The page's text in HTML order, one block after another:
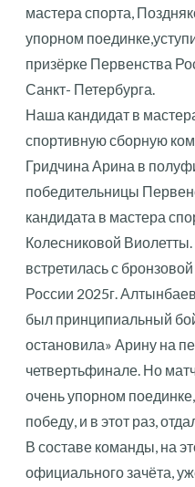
мастера спорта,
упорном
призёрке Первенства
Санкт- Петербурга.
Наша кандидат в
спортивную сборную
Гридчина Арина в
победительницы
кандидата в мастера
Колесниковой
встретилась с
России 2025г.
был принципиальный
остановила» Арину на
четвертьфинале. Но
очень упорном
победу, и в этот раз,
В составе команды, на
официального зачёта,